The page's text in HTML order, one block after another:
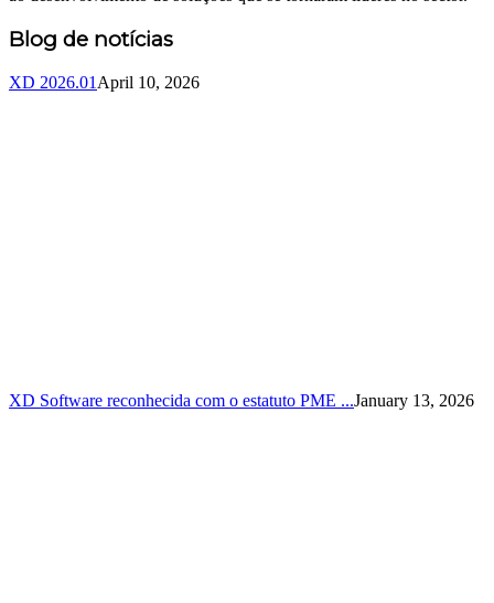
Blog de notícias
XD 2026.01 April 10, 2026
XD Software reconhecida com o estatuto PME ...January 13, 2026